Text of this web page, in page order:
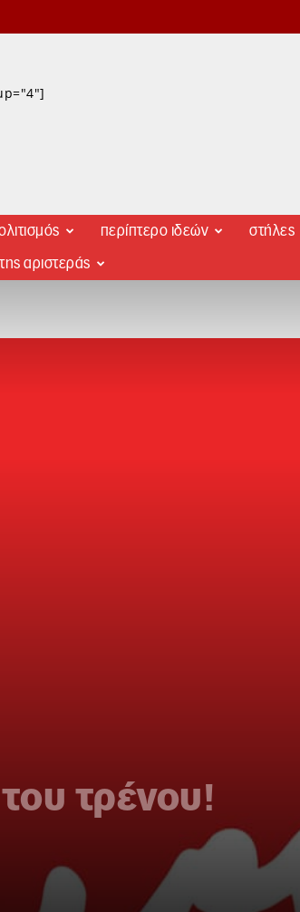
περίπτερο ιδεών στήλες
αριστεράς
τρένου!